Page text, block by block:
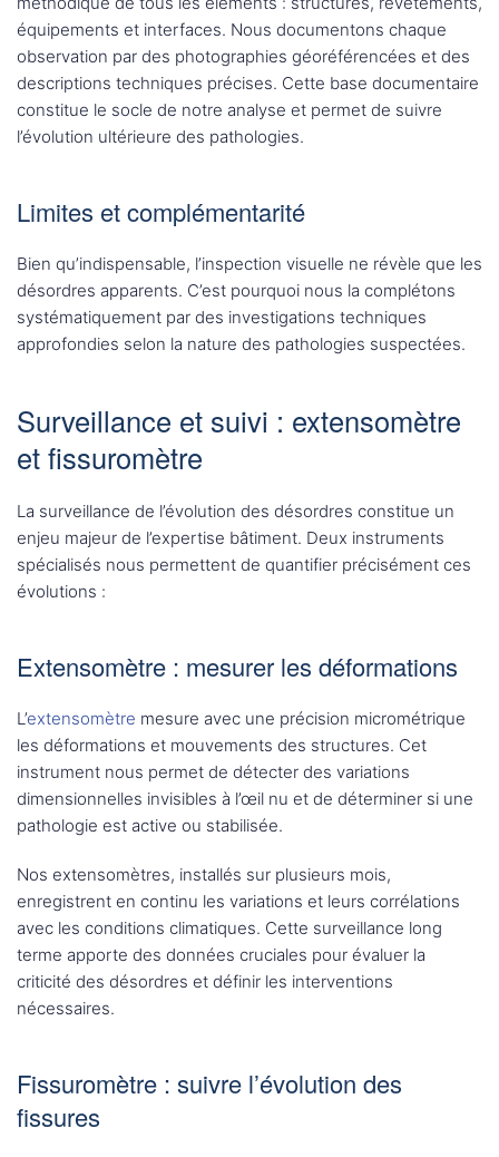
équipements et interfaces. Nous documentons chaque
observation par des photographies géoréférencées et des
descriptions techniques précises. Cette base documentaire
constitue le socle de notre analyse et permet de suivre
l’évolution ultérieure des pathologies.
Limites et complémentarité
Bien qu’indispensable, l’inspection visuelle ne révèle que les
désordres apparents. C’est pourquoi nous la complétons
systématiquement par des investigations techniques
approfondies selon la nature des pathologies suspectées.
Surveillance et suivi : extensomètre
et fissuromètre
La surveillance de l’évolution des désordres constitue un
enjeu majeur de l’expertise bâtiment. Deux instruments
spécialisés nous permettent de quantifier précisément ces
évolutions :
Extensomètre : mesurer les déformations
L’extensomètre mesure avec une précision micrométrique
les déformations et mouvements des structures. Cet
instrument nous permet de détecter des variations
dimensionnelles invisibles à l’œil nu et de déterminer si une
pathologie est active ou stabilisée.
Nos extensomètres, installés sur plusieurs mois,
enregistrent en continu les variations et leurs corrélations
avec les conditions climatiques. Cette surveillance long
terme apporte des données cruciales pour évaluer la
criticité des désordres et définir les interventions
nécessaires.
Fissuromètre : suivre l’évolution des
fissures